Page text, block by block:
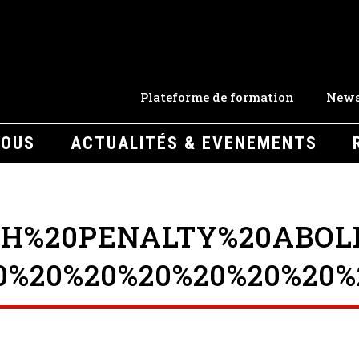
Plateforme de formation
ACTUALITÉS & EVENEMENTS